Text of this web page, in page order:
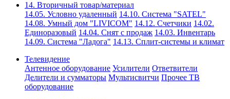
14. Вторичный товар/материал
14.05. Условно удаленный 14.10. Система "SATEL"
14.08. Умный дом "LIVICOM" 14.12. Счетчики 14.02.
Единоразовый 14.04. Снят с продаж 14.03. Инвентарь
14.09. Система "Ладога" 14.13. Сплит-системы и климат
Телевидение
Антенное оборудование Усилители Ответвители
Делители и сумматоры Мультисвитчи Прочее ТВ
оборудование